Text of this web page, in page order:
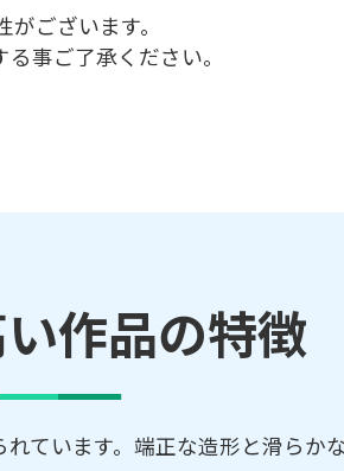
ございます。
事ご了承ください。
作品の特徴
ています。端正な造形と滑らか